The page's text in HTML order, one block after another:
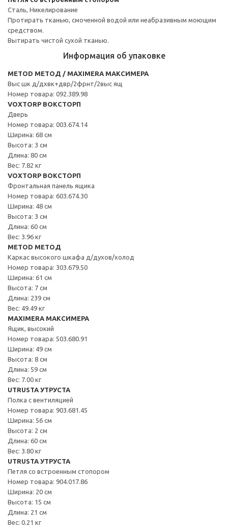
Сталь, Никелирование
Протирать тканью, смоченной водой или неабразивным моющим
средством.
Вытирать чистой сухой тканью.
Информация об упаковке
METOD МЕТОД / MAXIMERA МАКСИМЕРА
Выс шк д/дхвк+двр/2фрнт/2выс ящ
Номер товара: 092.389.98
VOXTORP ВОКСТОРП
Дверь
Номер товара: 003.674.14
Ширина: 68 см
Высота: 3 см
Длина: 80 см
Вес: 7.82 кг
VOXTORP ВОКСТОРП
Фронтальная панель ящика
Номер товара: 603.674.30
Ширина: 48 см
Высота: 3 см
Длина: 60 см
Вес: 3.96 кг
METOD МЕТОД
Каркас высокого шкафа д/духов/холод
Номер товара: 303.679.50
Ширина: 61 см
Высота: 7 см
Длина: 239 см
Вес: 49.49 кг
MAXIMERA МАКСИМЕРА
Ящик, высокий
Номер товара: 503.680.91
Ширина: 49 см
Высота: 8 см
Длина: 59 см
Вес: 7.00 кг
UTRUSTA УТРУСТА
Полка с вентиляцией
Номер товара: 903.681.45
Ширина: 56 см
Высота: 2 см
Длина: 60 см
Вес: 3.80 кг
UTRUSTA УТРУСТА
Петля со встроенным стопором
Номер товара: 904.017.86
Ширина: 20 см
Высота: 15 см
Длина: 21 см
Вес: 0.21 кг